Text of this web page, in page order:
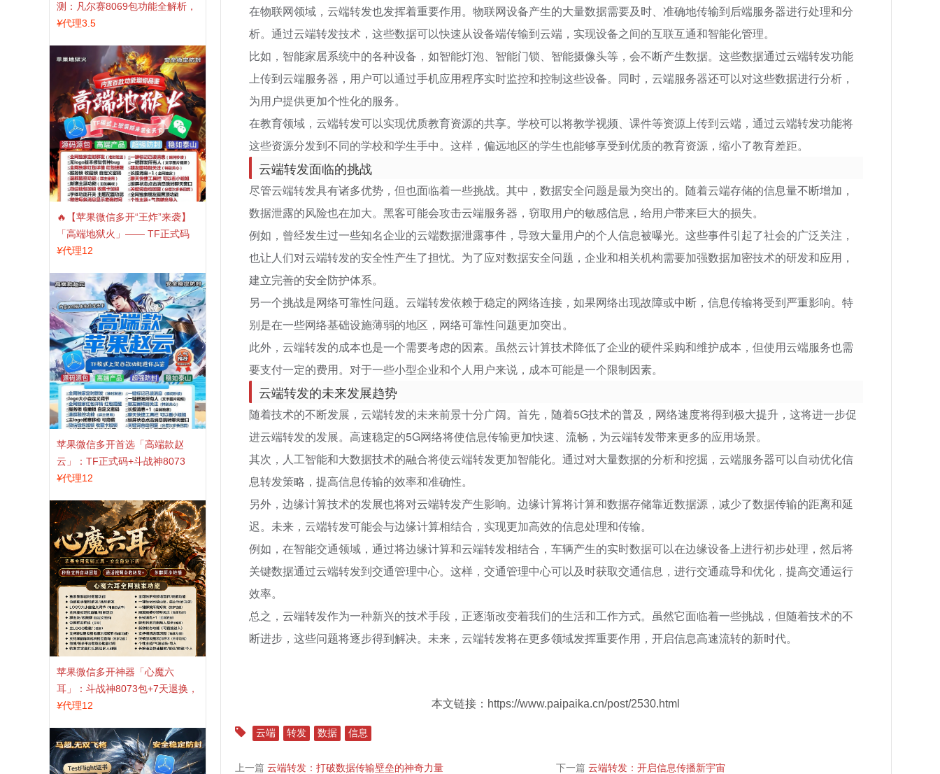
测：凡尔赛8069包功能全解析，
TestFlight稳定版上架，激活认准
¥代理3.5
🔥【苹果微信多开“王炸”来袭】
「高端地狱火」—— TF正式码
+斗战神8073包，7天退换，安全
¥代理12
苹果微信多开首选「高端款赵
云」：TF正式码+斗战神8073
包，7天退换认准拍拍卡激活码
¥代理12
苹果微信多开神器「心魔六
耳」：斗战神8073包+7天退换，
认准拍拍卡激活码商城
¥代理12
在物联网领域，云端转发也发挥着重要作用。物联网设备产生的大量数据需要及时、准确地传输到后端服务器进行处理和分
析。通过云端转发技术，这些数据可以快速从设备端传输到云端，实现设备之间的互联互通和智能化管理。
比如，智能家居系统中的各种设备，如智能灯泡、智能门锁、智能摄像头等，会不断产生数据。这些数据通过云端转发功能
上传到云端服务器，用户可以通过手机应用程序实时监控和控制这些设备。同时，云端服务器还可以对这些数据进行分析，
为用户提供更加个性化的服务。
在教育领域，云端转发可以实现优质教育资源的共享。学校可以将教学视频、课件等资源上传到云端，通过云端转发功能将
这些资源分发到不同的学校和学生手中。这样，偏远地区的学生也能够享受到优质的教育资源，缩小了教育差距。
云端转发面临的挑战
尽管云端转发具有诸多优势，但也面临着一些挑战。其中，数据安全问题是最为突出的。随着云端存储的信息量不断增加，
数据泄露的风险也在加大。黑客可能会攻击云端服务器，窃取用户的敏感信息，给用户带来巨大的损失。
例如，曾经发生过一些知名企业的云端数据泄露事件，导致大量用户的个人信息被曝光。这些事件引起了社会的广泛关注，
也让人们对云端转发的安全性产生了担忧。为了应对数据安全问题，企业和相关机构需要加强数据加密技术的研发和应用，
建立完善的安全防护体系。
另一个挑战是网络可靠性问题。云端转发依赖于稳定的网络连接，如果网络出现故障或中断，信息传输将受到严重影响。特
别是在一些网络基础设施薄弱的地区，网络可靠性问题更加突出。
此外，云端转发的成本也是一个需要考虑的因素。虽然云计算技术降低了企业的硬件采购和维护成本，但使用云端服务也需
要支付一定的费用。对于一些小型企业和个人用户来说，成本可能是一个限制因素。
云端转发的未来发展趋势
随着技术的不断发展，云端转发的未来前景十分广阔。首先，随着5G技术的普及，网络速度将得到极大提升，这将进一步促
进云端转发的发展。高速稳定的5G网络将使信息传输更加快速、流畅，为云端转发带来更多的应用场景。
其次，人工智能和大数据技术的融合将使云端转发更加智能化。通过对大量数据的分析和挖掘，云端服务器可以自动优化信
息转发策略，提高信息传输的效率和准确性。
另外，边缘计算技术的发展也将对云端转发产生影响。边缘计算将计算和数据存储靠近数据源，减少了数据传输的距离和延
迟。未来，云端转发可能会与边缘计算相结合，实现更加高效的信息处理和传输。
例如，在智能交通领域，通过将边缘计算和云端转发相结合，车辆产生的实时数据可以在边缘设备上进行初步处理，然后将
关键数据通过云端转发到交通管理中心。这样，交通管理中心可以及时获取交通信息，进行交通疏导和优化，提高交通运行
效率。
总之，云端转发作为一种新兴的技术手段，正逐渐改变着我们的生活和工作方式。虽然它面临着一些挑战，但随着技术的不
断进步，这些问题将逐步得到解决。未来，云端转发将在更多领域发挥重要作用，开启信息高速流转的新时代。
本文链接：https://www.paipaika.cn/post/2530.html
云端 转发 数据 信息
上一篇 云端转发：打破数据传输壁垒的神奇力量 下一篇 云端转发：开启信息传播新宇宙